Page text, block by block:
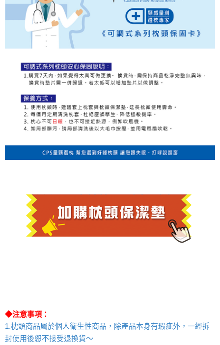
◆注意事項：
1.枕頭商品屬於個人衛生性商品，除產品本身有瑕疵外，一經拆
封使用後恕不接受退換貨～